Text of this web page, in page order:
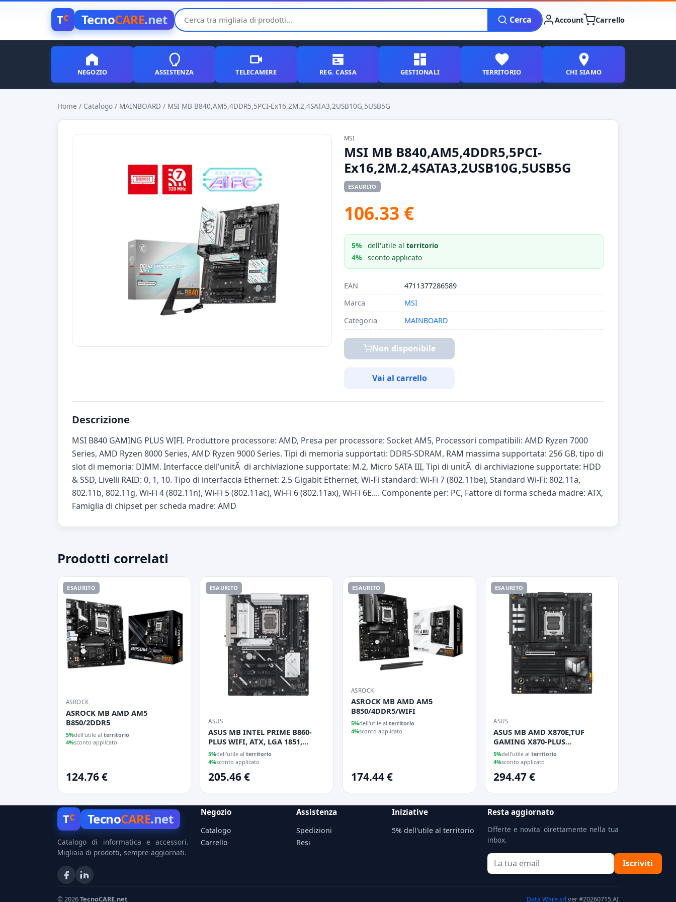
Tc TecnoCARE.net Cerca Account Carrello
NEGOZIO ASSISTENZA TELECAMERE REG. CASSA GESTIONALI TERRITORIO CHI SIAMO
Home / Catalogo / MAINBOARD / MSI MB B840,AM5,4DDR5,5PCI-Ex16,2M.2,4SATA3,2USB10G,5USB5G
MSI
MSI MB B840,AM5,4DDR5,5PCI-
Ex16,2M.2,4SATA3,2USB10G,5USB5G
ESAURITO
106.33 €
5% dell'utile alterritorio
4%
sconto applicato
EAN
4711377286589
Marca
MSI
Categoria
MAINBOARD
Non disponibile
Vai al carrello
Descrizione
MSI B840 GAMING PLUS WIFI. Produttore processore: AMD, Presa per processore: Socket AM5, Processori compatibili: AMD Ryzen 7000
Series, AMD Ryzen 8000 Series, AMD Ryzen 9000 Series. Tipi di memoria supportati: DDR5-SDRAM, RAM massima supportata: 256 GB, tipo di
slot di memoria: DIMM. Interfacce dell'unitÃ di archiviazione supportate: M.2, Micro SATA III, Tipi di unitÃ di archiviazione supportate: HDD
& SSD, Livelli RAID: 0, 1, 10. Tipo di interfaccia Ethernet: 2.5 Gigabit Ethernet, Wi-Fi standard: Wi-Fi 7 (802.11be), Standard Wi-Fi: 802.11a,
802.11b, 802.11g, Wi-Fi 4 (802.11n), Wi-Fi 5 (802.11ac), Wi-Fi 6 (802.11ax), Wi-Fi 6E.... Componente per: PC, Fattore di forma scheda madre: ATX,
Famiglia di chipset per scheda madre: AMD
Prodotti correlati
ESAURITO
ASROCK
ASROCK MB AMD AM5
B850/2DDR5
5%dell'utile al territorio
4%sconto applicato
124.76 €
ESAURITO
ASUS
ASUS MB INTEL PRIME B860-
PLUS WIFI, ATX, LGA 1851,
DDR5, 1PCI-Ex16, 4DIMM,
HDMI/DP, 2M2/4SATA
5%dell'utile alterritorio
4%sconto applicato
205.46 €
ESAURITO
ASROCK
ASROCK MB AMD AM5
B850/4DDR5/WIFI
5%dell'utile al territorio
4%sconto applicato
174.44 €
ESAURITO
ASUS
ASUS MB AMD X870E,TUF
GAMING X870-PLUS
WIFI,AM5,X870,USB4,WIFI7,AURA,MB
5%dell'utile alterritorio
4%sconto applicato
294.47 €
Tc TecnoCARE.net
Catalogo di informatica e accessori.
Migliaia di prodotti, sempre aggiornati.
Negozio
Catalogo
Carrello
Assistenza
Spedizioni
Resi
Iniziative
5% dell'utile al territorio
Resta aggiornato
Offerte e novita' direttamente nella tua
inbox.
Iscriviti
© 2026TecnoCARE.net Data Ware srlver #20260715 AI